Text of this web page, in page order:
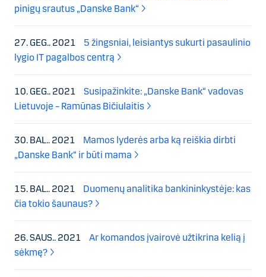
pinigų srautus „Danske Bank“
27. GEG.. 2021
5 žingsniai, leisiantys sukurti pasaulinio
lygio IT pagalbos centrą
10. GEG.. 2021
Susipažinkite: „Danske Bank“ vadovas
Lietuvoje – Ramūnas Bičiulaitis
30. BAL.. 2021
Mamos lyderės arba ką reiškia dirbti
„Danske Bank“ ir būti mama
15. BAL.. 2021
Duomenų analitika bankininkystėje: kas
čia tokio šaunaus?
26. SAUS.. 2021
Ar komandos įvairovė užtikrina kelią į
sėkmę?